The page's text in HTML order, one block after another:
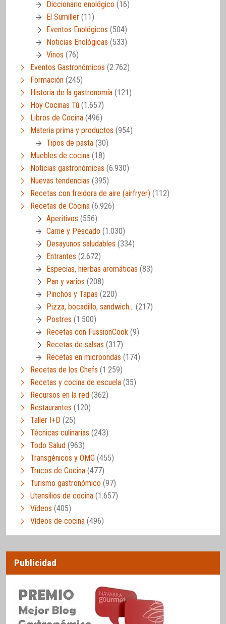
Diccionario enológico (16)
El Sumiller (11)
Eventos Enológicos (504)
Noticias Enológicas (533)
Vinos (76)
Eventos Gastronómicos (2.762)
Formación (245)
Historia de la gastronomía (121)
Hoy Cocinas Tú (1.657)
Libros de Cocina (496)
Materia prima y productos (954)
Tipos de pasta (30)
Muebles de cocina (18)
Noticias gastronómicas (6.930)
Nuevas tendencias (395)
Recetas con freidora de aire (airfryer) (112)
Recetas de Cocina (6.926)
Aperitivos (556)
Carne y Pescado (1.030)
Desayunos saludables (334)
Entrantes (2.672)
Especias, hierbas aromáticas (83)
Pan y varios (208)
Pinchos y Tapas (220)
Pizza, bocadillo, sandwich… (217)
Postres (1.500)
Recetas con FussionCook (9)
Recetas de salsas (317)
Recetas en microondas (174)
Recetas de los Chefs (1.259)
Recetas y cocina de escuela (35)
Recursos en la red (362)
Restaurantes (120)
Taller I+D (25)
Técnicas culinarias (243)
Todo Salud (963)
Transgénicos y OMG (455)
Trucos de Cocina (477)
Turismo gastronómico (97)
Utensilios de cocina (1.657)
Vídeos (405)
Vídeos de cocina (496)
Publicidad